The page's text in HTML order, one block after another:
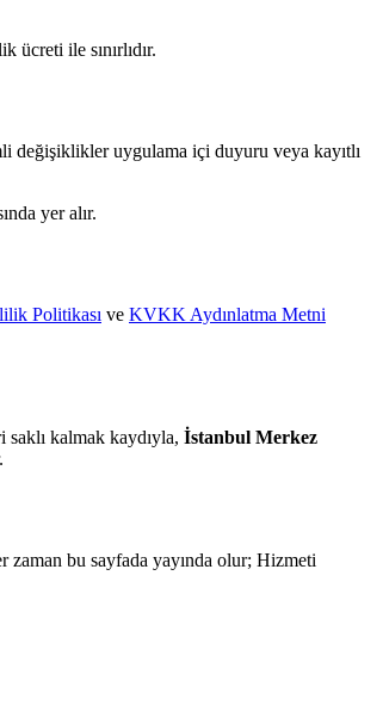
ücreti ile sınırlıdır.
değişiklikler uygulama içi duyuru veya kayıtlı
yer alır.
Politikası ve KVKK Aydınlatma Metni
kalmak kaydıyla, İstanbul Merkez
bu sayfada yayında olur; Hizmeti